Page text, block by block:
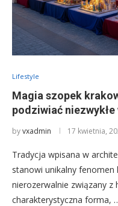
Lifestyle
Magia szopek
podziwiać niezwykłe
byvxadmin 17 kwietnia,
Tradycja wpisana w
stanowi unikalny fenomen
nierozerwalnie związany z
charakterystyczna forma,